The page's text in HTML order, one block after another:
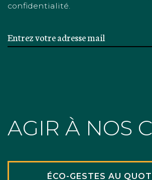
confidentialité.
AGIR À NOS
ÉCO-GESTES AU